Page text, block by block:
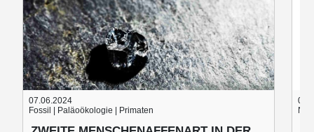
07.06.2024
Fossil | Paläoökologie | Primaten